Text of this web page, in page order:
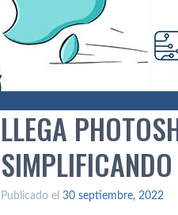
LLEGA
Publicado el 30 septiembre, 2022